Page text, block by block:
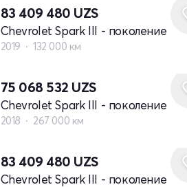
83 409 480 UZS
Chevrolet Spark III - поколение
2019 132 000 км
75 068 532 UZS
Chevrolet Spark III - поколение
2018 267 000 км
83 409 480 UZS
Chevrolet Spark III - поколение